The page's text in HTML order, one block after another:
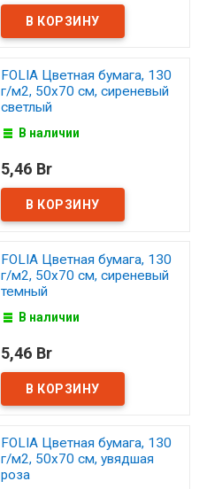
FOLIA Цветная бумага, 130
г/м2, 50х70 см, сиреневый
светлый
В наличии
5,46 Br
FOLIA Цветная бумага, 130
г/м2, 50х70 см, сиреневый
темный
В наличии
5,46 Br
FOLIA Цветная бумага, 130
г/м2, 50х70 см, увядшая
роза